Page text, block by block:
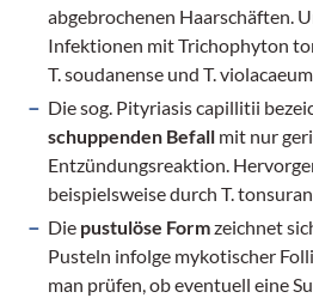
abgebrochenen Haarschäften.
Infektionen mit Trichophyton
T. soudanense und T. violacaeum.
Die sog. Pityriasis capillitii
schuppenden Befall mit nur
Entzündungsreaktion.
beispielsweise durch T.
Die pustulöse Formzeichnet
Pusteln infolge mykotischer
man prüfen, ob eventuell eine